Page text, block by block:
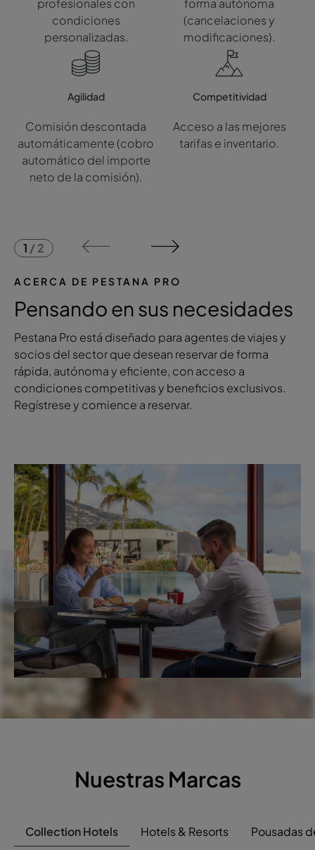
condiciones
personalizadas.
(cancelaciones y
modificaciones).
Agilidad
Comisión descontada
automáticamente (cobro
automático del importe
neto de la comisión).
Competitividad
Acceso a las mejores
tarifas e inventario.
ACERCA DE PESTANA PRO
Pensando en sus necesidades
Pestana Pro está diseñado para agentes de viajes y
socios del sector que desean reservar de forma
rápida, autónoma y eficiente, con acceso a
condiciones competitivas y beneficios exclusivos.
Regístrese y comience a reservar.
1 / 2
Nuestras Marcas
Collection Hotels Hotels & Resorts Pousadas